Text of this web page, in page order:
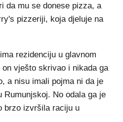
da mu se donese pizza, a
pizzeriji, koja djeluje na
rezidenciju u glavnom
vješto skrivao i nikada ga
a nisu imali pojma ni da je
Rumunjskoj. No odala ga je
brzo izvršila raciju u